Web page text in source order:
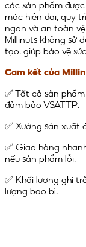
các sản phẩm
móc hiện đại, quy
ngon và an toàn
Millinuts không sử
tạo, giúp bảo vệ
Cam kết của
✅ Tất cả sản
đảm bảo VSATTP.
✅ Xưởng sản xuất
✅ Giao hàng
nếu sản phẩm lỗi.
✅ Khối lượng ghi
lượng bao bì.